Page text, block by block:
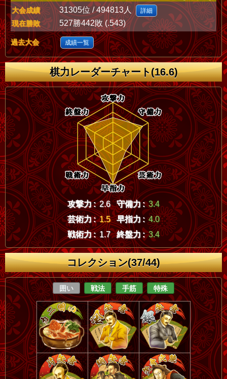
大会成績 31305位 / 494813人 詳細
現在勝敗 527勝442敗 (.543)
過去大会 成績一覧
棋力レーダーチャート(16.6)
攻撃力 : 2.6 守備力 : 3.4
芸術力 : 1.5 早指力 : 4.0
戦術力 : 1.7 終盤力 : 3.4
コレクション(37/44)
囲い 戦法 手筋 特殊